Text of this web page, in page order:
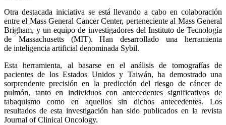
Otra destacada iniciativa se está llevando a cabo en colaboración
entre el Mass General Cancer Center, perteneciente al Mass General
Brigham, y un equipo de investigadores del Instituto de Tecnología
de Massachusetts (MIT). Han desarrollado una herramienta
de inteligencia artificial denominada Sybil.
Esta herramienta, al basarse en el análisis de tomografías de
pacientes de los Estados Unidos y Taiwán, ha demostrado una
sorprendente precisión en la predicción del riesgo de cáncer de
pulmón, tanto en individuos con antecedentes significativos de
tabaquismo como en aquellos sin dichos antecedentes. Los
resultados de esta investigación han sido publicados en la revista
Journal of Clinical Oncology.